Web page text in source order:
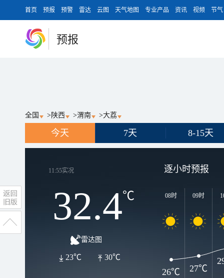
首页 预报 预警 雷达 云图 天气地图 专业产品 资讯 视频 节气
预报
全国 > 陕西 >渭南 >大荔
今天 7天 8-15天
11:55实况
32.4℃
雷达图
30℃
23℃
逐小时预报
08时 09时
26℃ 27℃